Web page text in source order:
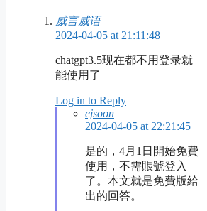
威言威语
2024-04-05 at 21:11:48
chatgpt3.5现在都不用登录就
能使用了
Log in to Reply
ejsoon
2024-04-05 at 22:21:45
是的，4月1日開始免費
使用，不需賬號登入
了。本文就是免費版給
出的回答。